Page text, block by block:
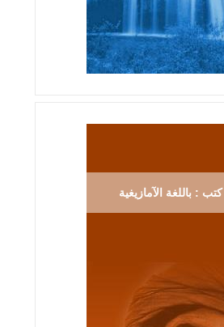
كتب : باللغة الآمازيغية